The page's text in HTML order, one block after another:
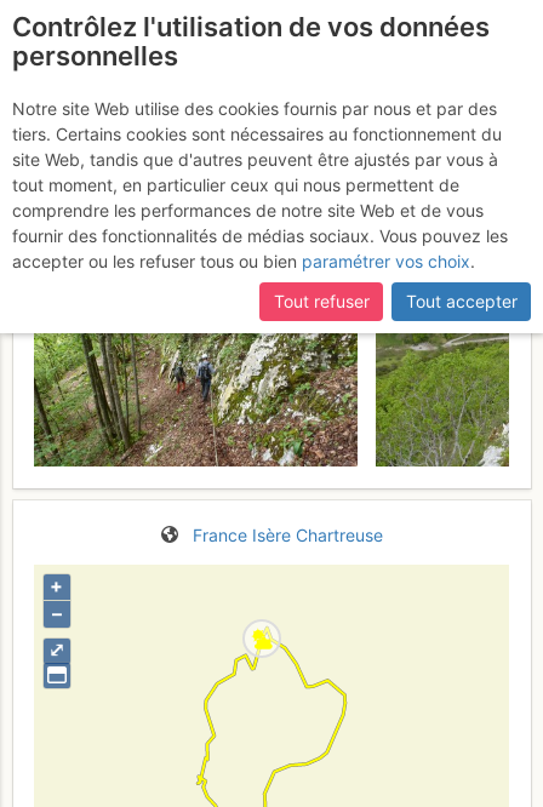
certaines pages ne sont plus accessibles, manquantes ou
incomplètes, déconnectez-vous puis reconnectez-vous à votre
compte sur le site.
L'Écoutoux : L'arête à
Jojo
Samedi 20 mai 2017
France Isère Chartreuse
⤢
+
–
Contrôlez l'utilisation de vos données
personnelles
Notre site Web utilise des cookies fournis par nous et par des
tiers. Certains cookies sont nécessaires au fonctionnement du
site Web, tandis que d'autres peuvent être ajustés par vous à
tout moment, en particulier ceux qui nous permettent de
comprendre les performances de notre site Web et de vous
fournir des fonctionnalités de médias sociaux. Vous pouvez les
accepter ou les refuser tous ou bien paramétrer vos choix.
Tout refuser
Tout accepter